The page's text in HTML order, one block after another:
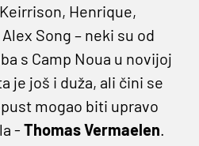
Henrique,
Song – neki su od
s Camp Noua u novijoj
je još i duža, ali čini se
mogao biti upravo
- Thomas Vermaelen.